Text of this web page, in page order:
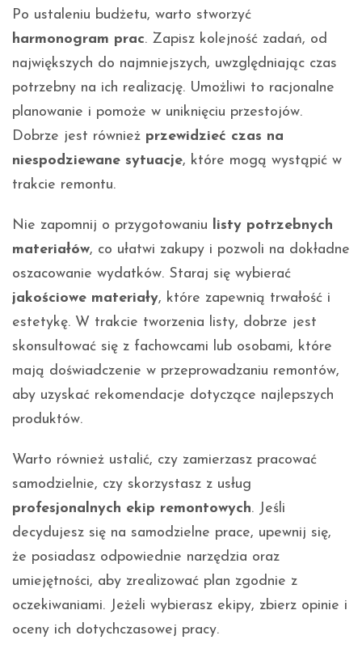
Po ustaleniu budżetu, warto stworzyć
harmonogram prac. Zapisz kolejność zadań, od
największych do najmniejszych, uwzględniając czas
potrzebny na ich realizację. Umożliwi to racjonalne
planowanie i pomoże w uniknięciu przestojów.
Dobrze jest również przewidzieć czas na
niespodziewane sytuacje, które mogą wystąpić w
trakcie remontu.
Nie zapomnij o przygotowaniu
listy potrzebnych
materiałów, co ułatwi zakupy i pozwoli na dokładne
oszacowanie wydatków. Staraj się wybierać
jakościowe materiały, które zapewnią trwałość i
estetykę. W trakcie tworzenia listy, dobrze jest
skonsultować się z fachowcami lub osobami, które
mają doświadczenie w przeprowadzaniu remontów,
aby uzyskać rekomendacje dotyczące najlepszych
produktów.
Warto również ustalić, czy zamierzasz pracować
samodzielnie, czy skorzystasz z usług
profesjonalnych ekip remontowych. Jeśli
decydujesz się na samodzielne prace, upewnij się,
że posiadasz odpowiednie narzędzia oraz
umiejętności, aby zrealizować plan zgodnie z
oczekiwaniami. Jeżeli wybierasz ekipy, zbierz opinie i
oceny ich dotychczasowej pracy.